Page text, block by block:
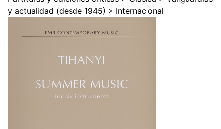
y actualidad (desde 1945) > Internacional